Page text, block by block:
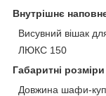
Внутрішнє
Висувний вішак
ЛЮКС 150
Габаритні
Довжина шафи-